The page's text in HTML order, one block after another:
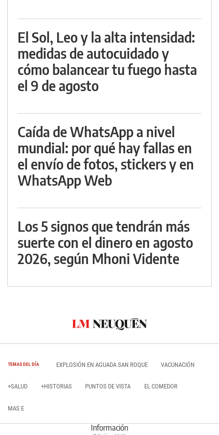
El Sol, Leo y la alta intensidad:
medidas de autocuidado y
cómo balancear tu fuego hasta
el 9 de agosto
Caída de WhatsApp a nivel
mundial: por qué hay fallas en
el envío de fotos, stickers y en
WhatsApp Web
Los 5 signos que tendrán más
suerte con el dinero en agosto
2026, según Mhoni Vidente
TEMAS DEL DÍA EXPLOSIÓN EN AGUADA SAN ROQUE VACUNACIÓN
+SALUD +HISTORIAS PUNTOS DE VISTA EL COMEDOR
MAS E
Información